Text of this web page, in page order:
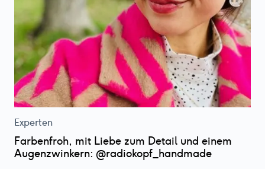
Experten
Farbenfroh, mit Liebe zum Detail und einem
Augenzwinkern: @radiokopf_handmade